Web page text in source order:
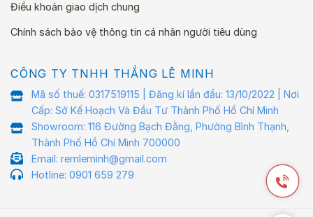
Điều khoản giao dịch chung
Chính sách bảo vệ thông tin cá nhân người tiêu dùng
CÔNG TY TNHH THẮNG LÊ MINH
Mã số thuế: 0317519115 | Đăng kí lần đầu: 13/10/2022 | Nơi
Cấp: Sở Kế Hoạch Và Đầu Tư Thành Phố Hồ Chí Minh
Showroom: 116 Đường Bạch Đằng, Phường Bình Thạnh,
Thành Phố Hồ Chí Minh 700000
Email: remleminh@gmail.com
Hotline: 0901 659 279